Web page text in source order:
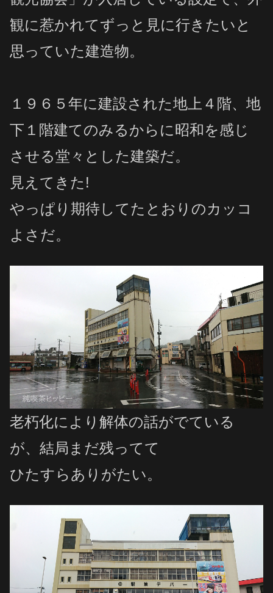
観に惹かれてずっと見に行きたいと
思っていた建造物。
１９６５年に建設された地上４階、地
下１階建てのみるからに昭和を感じ
させる堂々とした建築だ。
見えてきた!
やっぱり期待してたとおりのカッコ
よさだ。
老朽化により解体の話がでている
が、結局まだ残ってて
ひたすらありがたい。